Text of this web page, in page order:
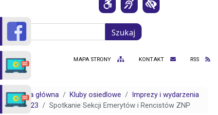
Szukaj
Szukaj
MAPA STRONY KONTAKT RSS
Strona główna Kluby osiedlowe
Imprezy i wydarzenia
2023
Spotkanie Sekcji Emerytów i Rencistów ZNP